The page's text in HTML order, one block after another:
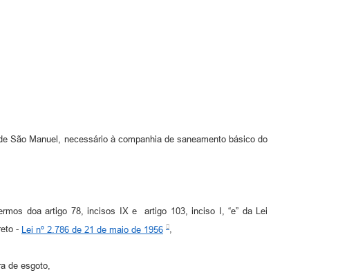
São Manuel, necessário à companhia de saneamento básico do
doa artigo 78, incisos IX e artigo 103, inciso I, “e” da Lei
- Lei nº 2.786 de 21 de maio de 1956 ,
de esgoto,